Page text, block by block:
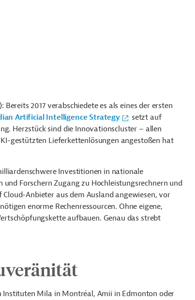
2017 verabschiedete es als eines der ersten
Artificial Intelligence Strategy
setzt auf
Herzstück sind die Innovationscluster – allen
gestützten Lieferkettenlösungen angestoßen hat
Investitionen in nationale
Forschern Zugang zu Hochleistungsrechnern und
Anbieter aus dem Ausland angewiesen, vor
enorme Rechenressourcen. Ohne eigene,
aufbauen. Genau das strebt
Instituten Mila in Montréal, Amii in Edmonton oder